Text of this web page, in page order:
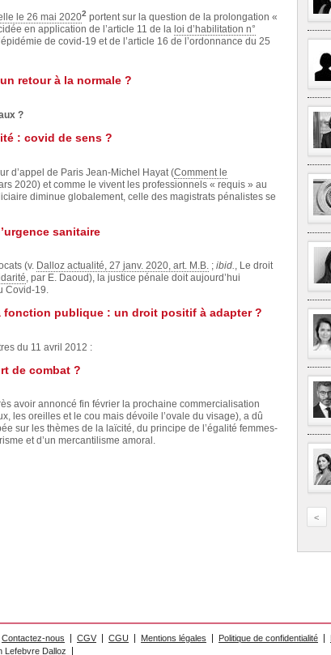
le 26 mai 20202 portent sur la question de la prolongation «
en application de l’article 11 de la loi d’habilitation n°
de covid-19 et de l’article 16 de l’ordonnance du 25
retour à la normale ?
?
: covid de sens ?
d’appel de Paris Jean-Michel Hayat (Comment le
2020) et comme le vivent les professionnels « requis » au
diminue globalement, celle des magistrats pénalistes se
sanitaire
(v. Dalloz actualité, 27 janv. 2020, art. M.B. ; ibid., Le droit
, par E. Daoud), la justice pénale doit aujourd’hui
Covid-19.
fonction publique : un droit positif à adapter ?
du 11 avril 2012 :
de combat ?
avoir annoncé fin février la prochaine commercialisation
les oreilles et le cou mais dévoile l’ovale du visage), a dû
sur les thèmes de la laïcité, du principe de l’égalité femmes-
et d’un mercantilisme amoral.
<
Contactez-nous CGV CGU Mentions légales Politique de confidentialité
Lefebvre Dalloz